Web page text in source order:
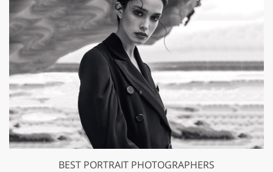
BEST PORTRAIT PHOTOGRAPHERS